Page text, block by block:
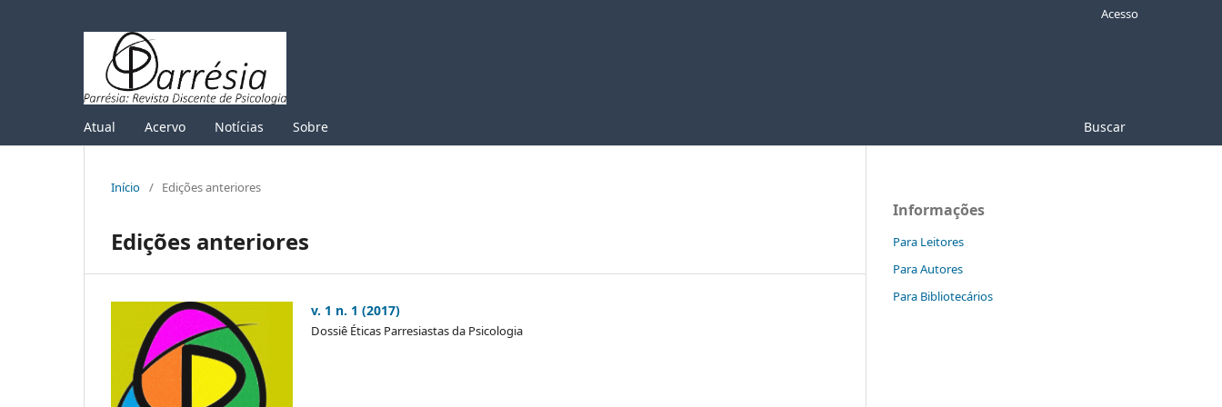
Atual Acervo Notícias Sobre Buscar
Acesso
Início / Edições anteriores
Edições anteriores
v. 1 n. 1 (2017)
Dossiê Éticas Parresiastas da Psicologia
Informações
Para Leitores
Para Autores
Para Bibliotecários